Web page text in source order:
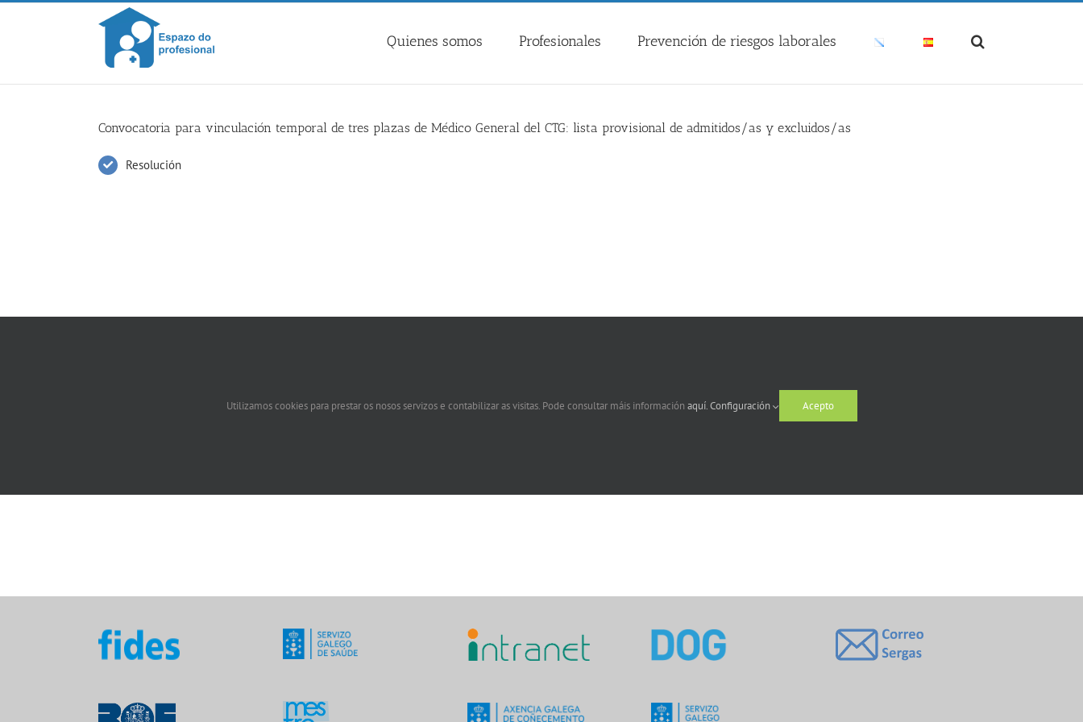
Skip
Quienes somos Profesionales Prevención de riesgos laborales
Convocatoria para vinculación temporal de tres plazas de Médico General del CTG: lista provisional de admitidos/as y excluidos/as
Resolución
Utilizamos cookies para prestar os nosos servizos e contabilizar as visitas. Pode consultar máis información aquí.Configuración Acepto